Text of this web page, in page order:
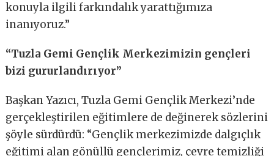
konuyla ilgili farkındalık yarattığımıza
inanıyoruz.”
“Tuzla Gemi Gençlik Merkezimizin gençleri
bizi gururlandırıyor”
Başkan Yazıcı, Tuzla Gemi Gençlik Merkezi’nde
gerçekleştirilen eğitimlere de değinerek sözlerini
şöyle sürdürdü: “Gençlik merkezimizde dalgıçlık
eğitimi alan gönüllü gençlerimiz, çevre temizliği